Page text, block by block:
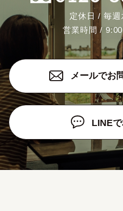
定休日 / 毎週
営業時間 /
メールでお
LINE